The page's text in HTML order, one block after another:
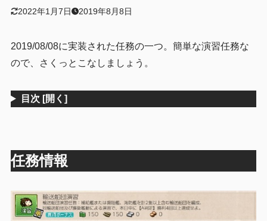
2022年1月7日 2019年8月8日
2019/08/08に実装された任務の一つ。簡単な演習任務な
ので、さくっとこなしましょう。
目次 [開く]
任務情報